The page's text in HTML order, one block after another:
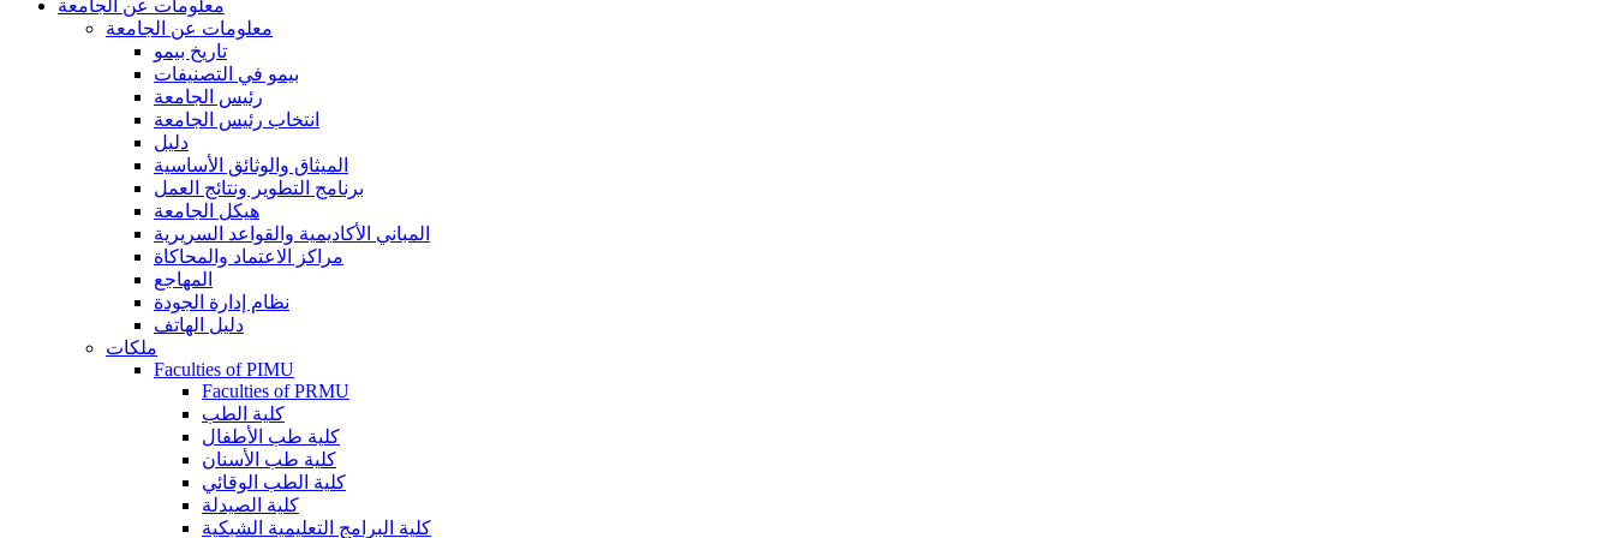
معلومات عن الجامعة
معلومات عن الجامعة
تاريخ بيمو
بيمو في التصنيفات
رئيس الجامعة
انتخاب رئيس الجامعة
دليل
الميثاق والوثائق الأساسية
برنامج التطوير ونتائج العمل
هيكل الجامعة
المباني الأكاديمية والقواعد السريرية
مراكز الاعتماد والمحاكاة
المهاجع
نظام إدارة الجودة
دليل الهاتف
ملكات
Faculties of PIMU
Faculties of PRMU
كلية الطب
كلية طب الأطفال
كلية طب الأسنان
كلية الطب الوقائي
كلية الصيدلة
كلية البرامج التعليمية الشبكية